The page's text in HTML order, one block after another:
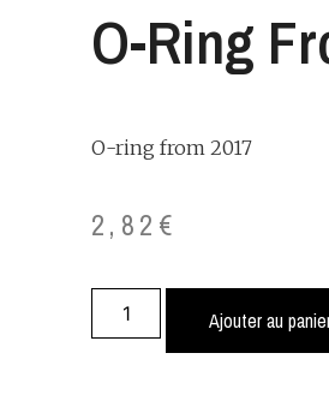
O-Ring
O-ring from 2017
2,82 €
Ajouter au